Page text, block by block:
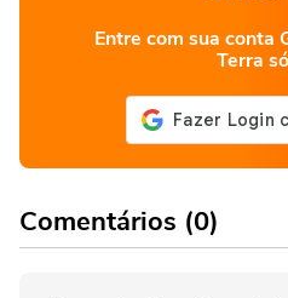
Entre com sua conta
Terra
Comentários (0)